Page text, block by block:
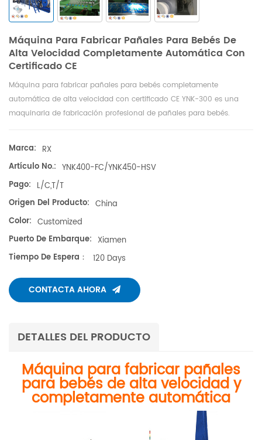
Máquina Para Fabricar Pañales Para Bebés De
Alta Velocidad Completamente Automática Con
Certificado CE
Máquina para fabricar pañales para bebés completamente
automática de alta velocidad con certificado CE YNK-300 es una
maquinaria de fabricación profesional de pañales para bebés.
Marca: RX
Artículo No.: YNK400-FC/YNK450-HSV
Pago: L/C,T/T
Origen Del Producto: China
Color: Customized
Puerto De Embarque: Xiamen
Tiempo De Espera：
120 Days
CONTACTA AHORA
DETALLES DEL PRODUCTO
Máquina para fabricar pañales
para bebés de alta velocidad y
completamente automática